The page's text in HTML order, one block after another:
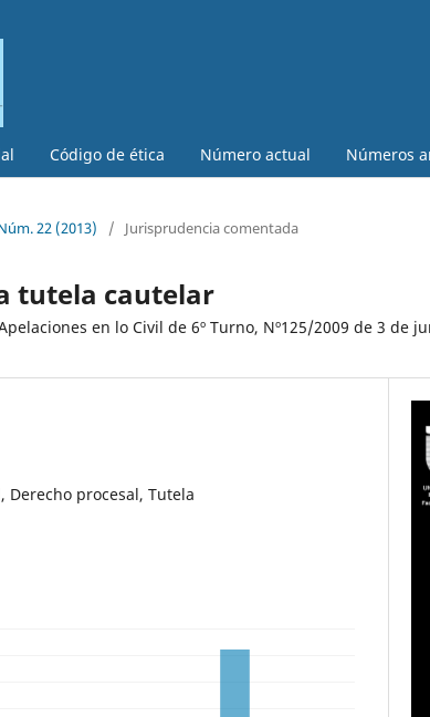
Código de ética Número actual Números
22 (2013) / Jurisprudencia comentada
tutela cautelar
en lo Civil de 6º Turno, Nº125/2009 de 3 de
Derecho procesal, Tutela